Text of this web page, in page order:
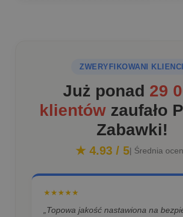
ZWERYFIKOWANI KLIENCI
Już ponad 29
klientów zaufało
Zabawki!
★ 4.93 / 5| Średnia
★★★★★
„Topowa jakość nastawiona na